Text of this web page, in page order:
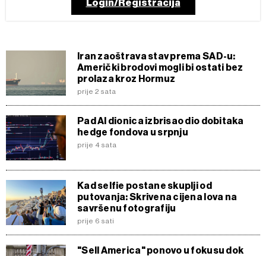
Login/Registracija
Iran zaoštrava stav prema SAD-u:
Američki brodovi mogli bi ostati bez
prolaza kroz Hormuz
prije 2 sata
Pad AI dionica izbrisao dio dobitaka
hedge fondova u srpnju
prije 4 sata
Kad selfie postane skuplji od
putovanja: Skrivena cijena lova na
savršenu fotografiju
prije 6 sati
"Sell America" ponovo u fokusu dok